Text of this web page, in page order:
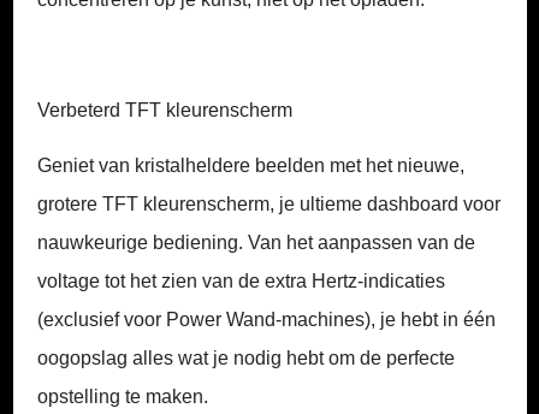
Verbeterd TFT kleurenscherm
Geniet van kristalheldere beelden met het nieuwe,
grotere TFT kleurenscherm, je ultieme dashboard voor
nauwkeurige bediening. Van het aanpassen van de
voltage tot het zien van de extra Hertz-indicaties
(exclusief voor Power Wand-machines), je hebt in één
oogopslag alles wat je nodig hebt om de perfecte
opstelling te maken.